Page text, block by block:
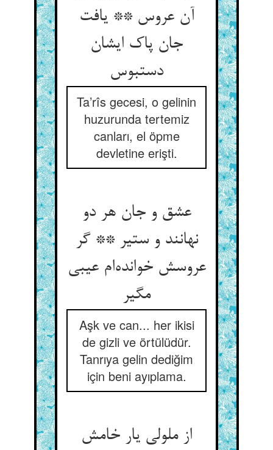
آن عروس ** یافت
جان پاک ایشان
Ta’rîs gecesi, o gelinin
huzurunda tertemiz
canları, el öpme
devletine erişti.
عشق و جان هر دو
نهانند و ستیر ** گر
عروسش خوانده‌‌ام عیبی
مگیر
Aşk ve can... her ikisi
de gizli ve örtülüdür.
Tanrıya gelin dediğim
için beni ayıplama.
از ملولی یار خامش